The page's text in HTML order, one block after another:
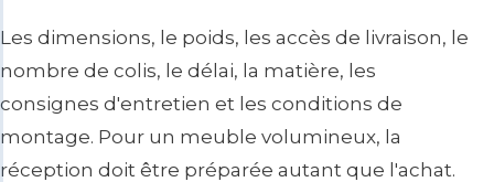
Les dimensions, le poids, les accès de livraison, le
nombre de colis, le délai, la matière, les
consignes d'entretien et les conditions de
montage. Pour un meuble volumineux, la
réception doit être préparée autant que l'achat.